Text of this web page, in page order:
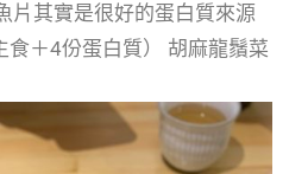
片其實是很好的蛋白質來源
食＋4份蛋白質） 胡麻龍鬚菜